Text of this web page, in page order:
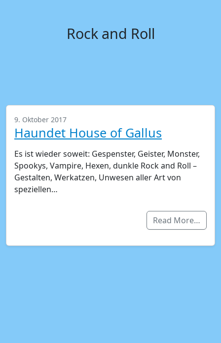
Rock and Roll
9. Oktober 2017
Haundet House of Gallus
Es ist wieder soweit: Gespenster, Geister, Monster,
Spookys, Vampire, Hexen, dunkle Rock and Roll –
Gestalten, Werkatzen, Unwesen aller Art von
speziellen…
Read More…